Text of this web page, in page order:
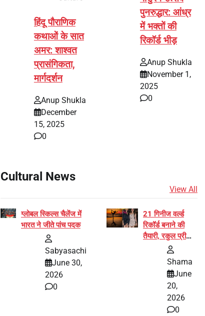
हिंदू पौराणिक
कथाओं के सात
अमर: शाश्वत
प्रासंगिकता,
मार्गदर्शन
Anup Shukla
December
15, 2025
0
पुनरुद्धार: आंध्र
में भक्तों की
रिकॉर्ड भीड़
Anup Shukla
November 1,
2025
0
Cultural News
View All
ग्लोबल स्किल्स चैलेंज में
भारत ने जीते पांच पदक
Sabyasachi
June 30,
2026
0
21 गिनीज वर्ल्ड
रिकॉर्ड बनाने की
तैयारी, रकुल प्रीत
जायसवाल बनीं योग
अभियान का हिस्सा
Shama
June
20,
2026
0